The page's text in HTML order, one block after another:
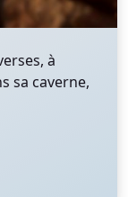
à
sa caverne,